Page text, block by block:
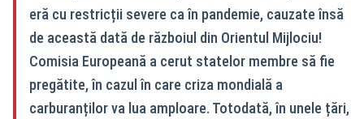
eră cu restricții severe ca în pandemie, cauzate însă
de această dată de războiul din Orientul Mijlociu!
Comisia Europeană a cerut statelor membre să fie
pregătite, în cazul în care criza mondială a
carburanților va lua amploare. Totodată, în unele țări,